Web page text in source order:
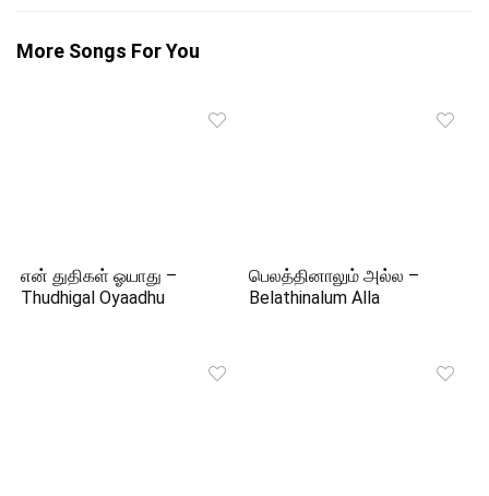
More Songs For You
என் துதிகள் ஓயாது –
Thudhigal Oyaadhu
பெலத்தினாலும் அல்ல –
Belathinalum Alla